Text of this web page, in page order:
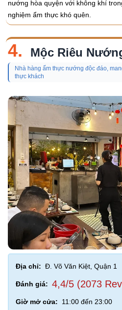
nướng hòa quyện với không khí
nghiệm ẩm thực khó quên.
4. Mộc Riêu
Nhà hàng ẩm thực nướng độc đáo,
thực khách
Địa chỉ: Đ. Võ Văn Kiệt, Quận 1
Đánh giá: 4,4/5 (2073
Giờ mở cửa:
11:00 đến 23:00